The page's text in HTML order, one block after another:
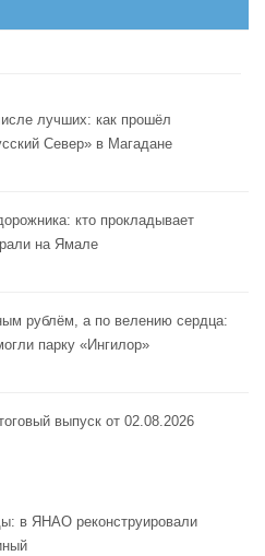
лучших: как прошёл
Север» в Магадане
кто прокладывает
на Ямале
рублём, а по велению сердца:
парку «Ингилор»
выпуск от 02.08.2026
в ЯНАО реконструировали